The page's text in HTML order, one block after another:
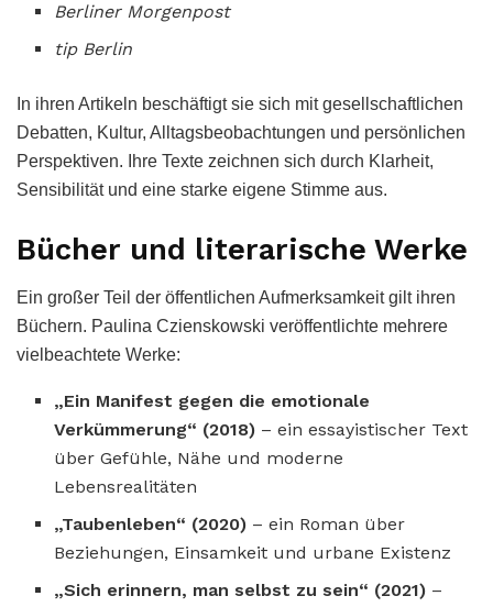
Berliner Morgenpost
tip Berlin
In ihren Artikeln beschäftigt sie sich mit gesellschaftlichen
Debatten, Kultur, Alltagsbeobachtungen und persönlichen
Perspektiven. Ihre Texte zeichnen sich durch Klarheit,
Sensibilität und eine starke eigene Stimme aus.
Bücher und literarische Werke
Ein großer Teil der öffentlichen Aufmerksamkeit gilt ihren
Büchern. Paulina Czienskowski veröffentlichte mehrere
vielbeachtete Werke:
„Ein Manifest gegen die emotionale
Verkümmerung“ (2018) – ein essayistischer Text
über Gefühle, Nähe und moderne
Lebensrealitäten
„Taubenleben“ (2020) – ein Roman über
Beziehungen, Einsamkeit und urbane Existenz
„Sich erinnern, man selbst zu sein“ (2021) –